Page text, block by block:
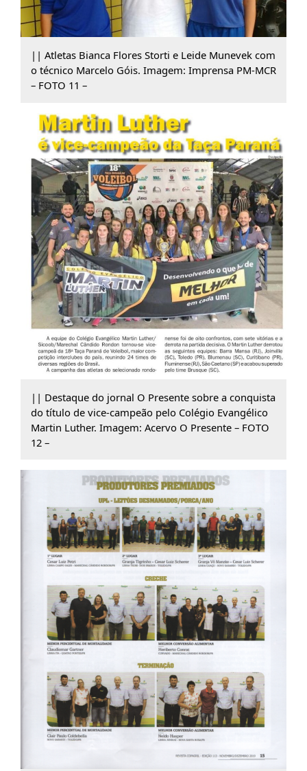
|| Atletas Bianca Flores Storti e Leide Munevek com
o técnico Marcelo Góis. Imagem: Imprensa PM-MCR
– FOTO 11 –
|| Destaque do jornal O Presente sobre a conquista
do título de vice-campeão pelo Colégio Evangélico
Martin Luther. Imagem: Acervo O Presente – FOTO
12 –